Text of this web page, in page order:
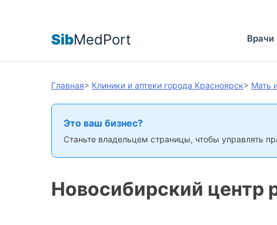
SibMedPort Врачи
Главная> Клиники и аптеки города Красноярск> Мать
Это ваш бизнес?
Станьте владельцем страницы, чтобы управлять
Новосибирский центр